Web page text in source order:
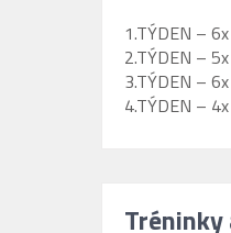
1.TÝDEN –
2.TÝDEN –
3.TÝDEN –
4.TÝDEN –
Tréninky